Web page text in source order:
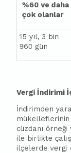
%60 ve daha
çok olanlar
15 yıl, 3 bin
960 gün
Vergi İndirimi
İndirimden
mükelleflerinin
cüzdanı
ile birlikte
ilçelerde vergi